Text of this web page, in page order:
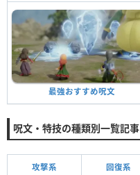
最強おすすめ呪文
呪文・特技の種類別一覧記事
攻撃系 回復系